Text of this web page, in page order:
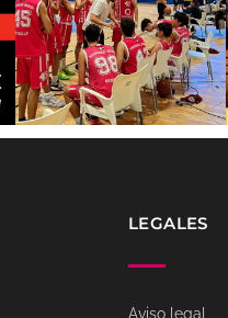
LEGALES
Aviso legal